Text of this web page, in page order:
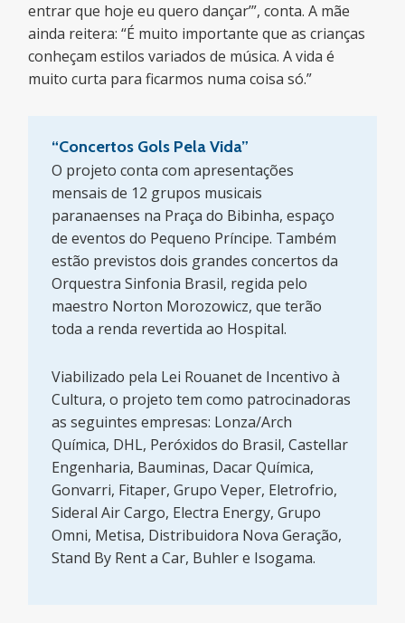
entrar que hoje eu quero dançar’”, conta. A mãe
ainda reitera: “É muito importante que as crianças
conheçam estilos variados de música. A vida é
muito curta para ficarmos numa coisa só.”
“Concertos Gols Pela Vida”
O projeto conta com apresentações
mensais de 12 grupos musicais
paranaenses na Praça do Bibinha, espaço
de eventos do Pequeno Príncipe. Também
estão previstos dois grandes concertos da
Orquestra Sinfonia Brasil, regida pelo
maestro Norton Morozowicz, que terão
toda a renda revertida ao Hospital.
Viabilizado pela Lei Rouanet de Incentivo à
Cultura, o projeto tem como patrocinadoras
as seguintes empresas: Lonza/Arch
Química, DHL, Peróxidos do Brasil, Castellar
Engenharia, Bauminas, Dacar Química,
Gonvarri, Fitaper, Grupo Veper, Eletrofrio,
Sideral Air Cargo, Electra Energy, Grupo
Omni, Metisa, Distribuidora Nova Geração,
Stand By Rent a Car, Buhler e Isogama.